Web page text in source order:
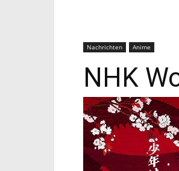
Nachrichten Anime
NHK